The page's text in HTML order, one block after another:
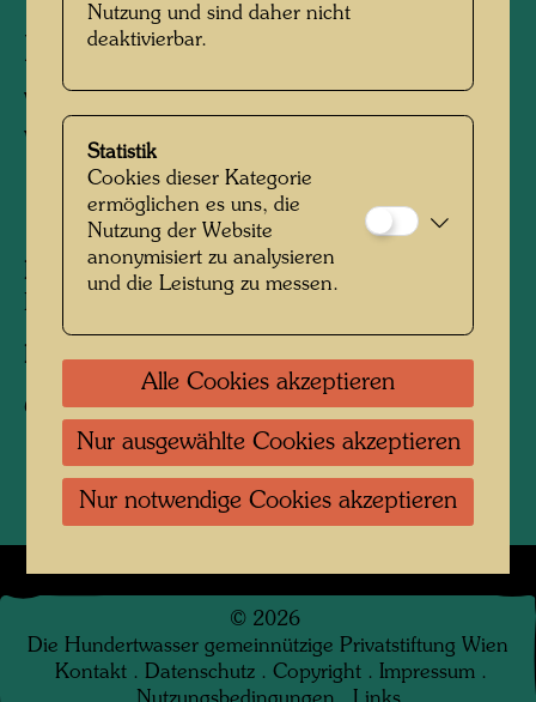
Hundertwasser fotografiert
von Karin Székessy-
Wunderlich
Personen am Foto:
Friedensreich
Hundertwasser
Fotograf:Karin Székessy-Wunderlich
Copyright:Karin Székessy-Wunderlich
© 2026
Die Hundertwasser gemeinnützige Privatstiftung Wien
Kontakt . Datenschutz . Copyright . Impressum .
Nutzung und sind daher nicht
deaktivierbar.
Statistik
Cookies dieser Kategorie
ermöglichen es uns, die
Nutzung der Website
anonymisiert zu analysieren
und die Leistung zu messen.
Alle Cookies akzeptieren
Nur ausgewählte Cookies akzeptieren
Nur notwendige Cookies akzeptieren